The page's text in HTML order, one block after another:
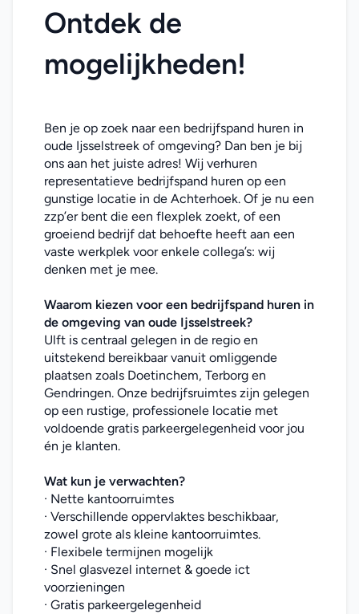
Ontdek de
mogelijkheden!
Ben je op zoek naar een bedrijfspand huren in
oude Ijsselstreek of omgeving? Dan ben je bij
ons aan het juiste adres! Wij verhuren
representatieve bedrijfspand huren op een
gunstige locatie in de Achterhoek. Of je nu een
zzp’er bent die een flexplek zoekt, of een
groeiend bedrijf dat behoefte heeft aan een
vaste werkplek voor enkele collega’s: wij
denken met je mee.
Waarom kiezen voor een bedrijfspand huren in
de omgeving van oude Ijsselstreek?
Ulft is centraal gelegen in de regio en
uitstekend bereikbaar vanuit omliggende
plaatsen zoals Doetinchem, Terborg en
Gendringen. Onze bedrijfsruimtes zijn gelegen
op een rustige, professionele locatie met
voldoende gratis parkeergelegenheid voor jou
én je klanten.
Wat kun je verwachten?
· Nette kantoorruimtes
· Verschillende oppervlaktes beschikbaar,
zowel grote als kleine kantoorruimtes.
· Flexibele termijnen mogelijk
· Snel glasvezel internet & goede ict
voorzieningen
· Gratis parkeergelegenheid